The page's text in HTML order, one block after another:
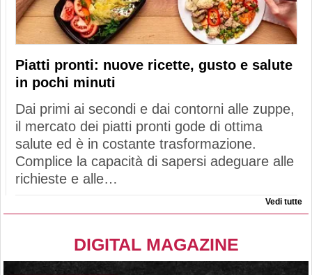
Piatti pronti: nuove ricette, gusto e salute
in pochi minuti
Dai primi ai secondi e dai contorni alle zuppe,
il mercato dei piatti pronti gode di ottima
salute ed è in costante trasformazione.
Complice la capacità di sapersi adeguare alle
richieste e alle…
Vedi tutte
DIGITAL MAGAZINE